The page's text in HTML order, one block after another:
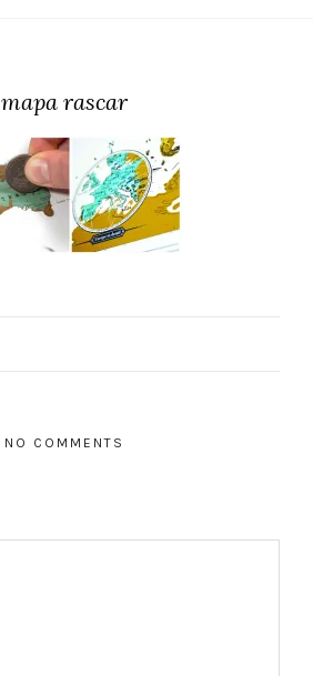
mapa rascar
NO COMMENTS